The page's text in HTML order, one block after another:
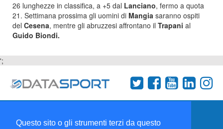
Questo sito o gli strumenti terzi da questo
26 lunghezze in classifica, a +5 dal Lanciano, fermo a quota
21. Settimana prossima gli uomini di Mangia saranno ospiti
del Cesena, mentre gli abruzzesi affrontano il Trapani al
Guido Biondi.
';